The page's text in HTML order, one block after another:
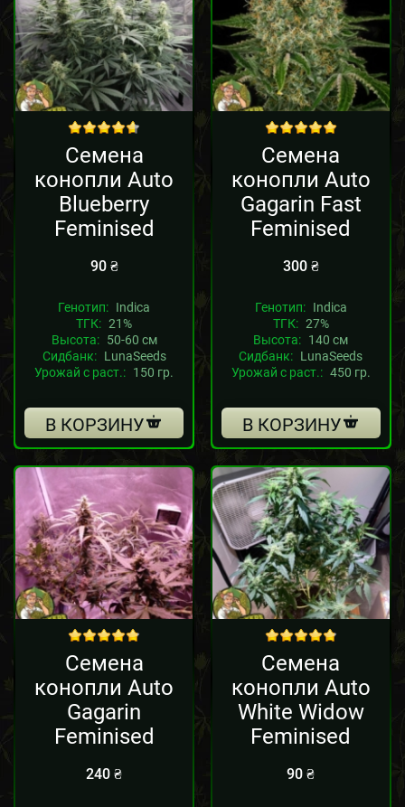
Семена
конопли Auto
Blueberry
Feminised
90 ₴
Генотип: Indica
ТГК: 21%
Высота: 50-60 см
Сидбанк: LunaSeeds
Урожай с раст.: 150 гр.
В КОРЗИНУ
Семена
конопли Auto
Gagarin Fast
Feminised
300 ₴
Генотип: Indica
ТГК: 27%
Высота: 140 см
Сидбанк: LunaSeeds
Урожай с раст.: 450 гр.
В КОРЗИНУ
Семена
конопли Auto
Gagarin
Feminised
240₴
Семена
конопли Auto
White Widow
Feminised
90₴